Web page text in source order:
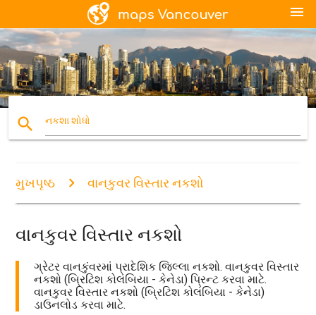
menu
search નકશા શોધો
મુખપૃષ્ઠ વાનકુવર વિસ્તાર નકશો
વાનકુવર વિસ્તાર નકશો
ગ્રેટર વાનકુંવરમાં પ્રાદેશિક જિલ્લા નકશો. વાનકુવર વિસ્તાર
નકશો (બ્રિટિશ કોલંબિયા - કેનેડા) પ્રિન્ટ કરવા માટે.
વાનકુવર વિસ્તાર નકશો (બ્રિટિશ કોલંબિયા - કેનેડા)
ડાઉનલોડ કરવા માટે.